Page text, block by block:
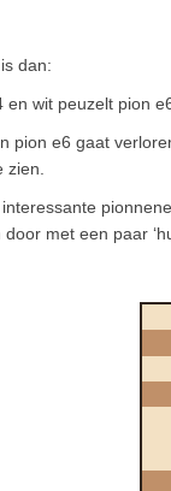
dan:
wit peuzelt pion
pion e6 gaat
met een paar